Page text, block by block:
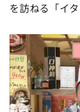
news おか
河合＆
（news
DAIGOも
本日はダ
朝だ！生
を訪ねる「イ